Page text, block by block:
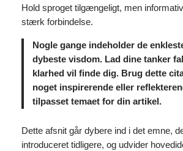
Hold sproget tilgængeligt, men
stærk forbindelse.
Nogle gange indeholder de
dybeste visdom. Lad dine tanker
klarhed vil finde dig. Brug dette
noget inspirerende eller
tilpasset temaet for din artikel.
Dette afsnit går dybere ind i det emne,
introduceret tidligere, og udvider